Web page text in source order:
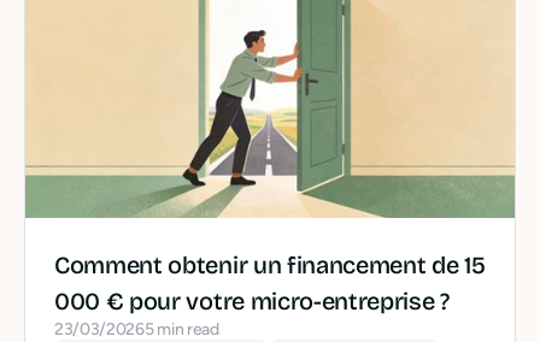
Comment obtenir un financement de 15
000 € pour votre micro-entreprise ?
23/03/20265 min read